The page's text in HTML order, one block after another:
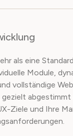
als eine
Module,
vollständige
gezielt
Ziele und Ihre